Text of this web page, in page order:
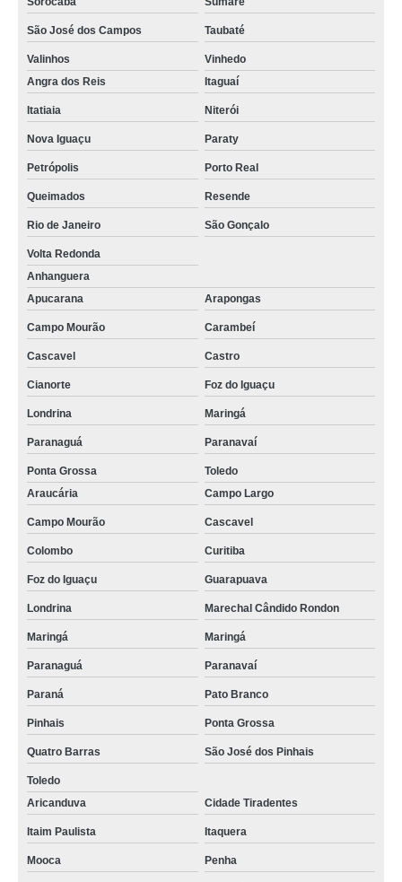
empresa de serviços logísticos telefone Campinas
empresa de logística terceirizada telefone Embu das Artes
contato de empresa de logística terceirizada Botelhos
empresas de logística terceirizada Londrina
onde tem empresa de serviços logísticos Cidade Dutra
São José dos Campos Taubaté
Valinhos
Vinhedo
Angra dos Reis
Itaguaí
Itatiaia Niterói
Nova Iguaçu Paraty
Petrópolis Porto Real
Queimados Resende
Rio de Janeiro São Gonçalo
Volta Redonda
Anhanguera
Apucarana
Arapongas
Campo Mourão Carambeí
Cascavel Castro
Cianorte Foz do Iguaçu
Londrina Maringá
Paranaguá Paranavaí
Ponta Grossa
Toledo
Araucária
Campo Largo
Campo Mourão Cascavel
Colombo Curitiba
Foz do Iguaçu Guarapuava
Londrina Marechal Cândido Rondon
Maringá Maringá
Paranaguá Paranavaí
Paraná Pato Branco
Pinhais Ponta Grossa
Quatro Barras São José dos Pinhais
Toledo
Aricanduva
Cidade Tiradentes
Itaim Paulista Itaquera
Mooca Penha